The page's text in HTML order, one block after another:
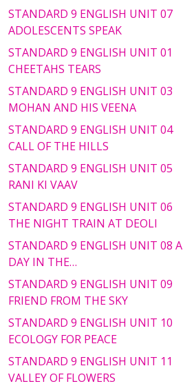
STANDARD 9 ENGLISH UNIT 07
ADOLESCENTS SPEAK
STANDARD 9 ENGLISH UNIT 01
CHEETAHS TEARS
STANDARD 9 ENGLISH UNIT 03
MOHAN AND HIS VEENA
STANDARD 9 ENGLISH UNIT 04
CALL OF THE HILLS
STANDARD 9 ENGLISH UNIT 05
RANI KI VAAV
STANDARD 9 ENGLISH UNIT 06
THE NIGHT TRAIN AT DEOLI
STANDARD 9 ENGLISH UNIT 08 A
DAY IN THE…
STANDARD 9 ENGLISH UNIT 09
FRIEND FROM THE SKY
STANDARD 9 ENGLISH UNIT 10
ECOLOGY FOR PEACE
STANDARD 9 ENGLISH UNIT 11
VALLEY OF FLOWERS